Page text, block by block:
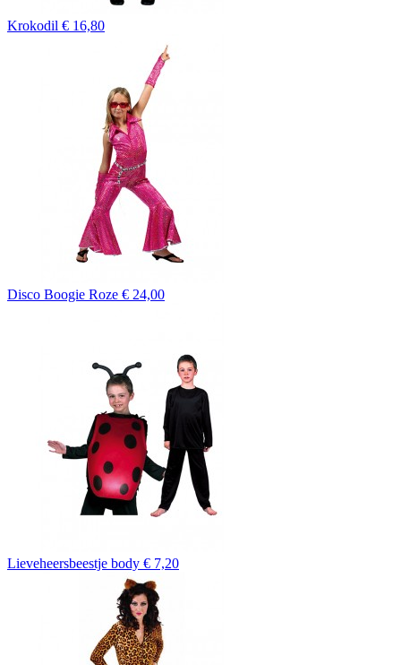
Krokodil € 16,80
Disco Boogie Roze € 24,00
Lieveheersbeestje body € 7,20